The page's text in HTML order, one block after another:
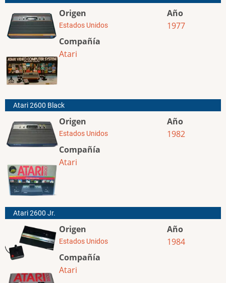
Origen
Estados Unidos
Compañía
Atari
Año
1977
Atari 2600 Black
Origen
Estados Unidos
Compañía
Atari
Año
1982
Atari 2600 Jr.
Origen
Estados Unidos
Compañía
Atari
Año
1984